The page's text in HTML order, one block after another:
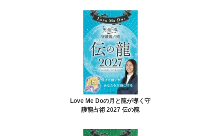
Love Me Doの月と龍が導く守
護龍占術 2027 伝の龍